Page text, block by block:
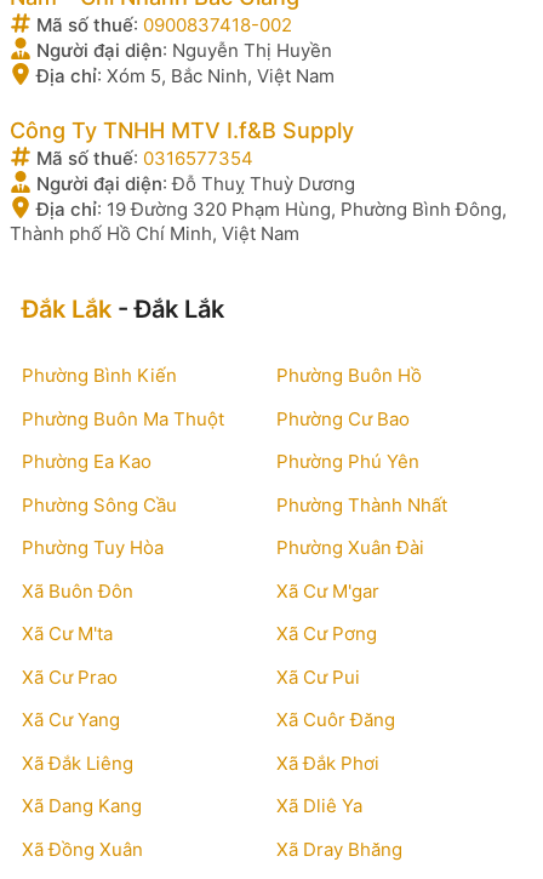
Mã số thuế: 0900837418-002
Người đại diện: Nguyễn Thị Huyền
Địa chỉ: Xóm 5, Bắc Ninh, Việt Nam
Công Ty TNHH MTV I.f&B Supply
Mã số thuế: 0316577354
Người đại diện:Đỗ Thuỵ Thuỳ Dương
Địa chỉ: 19 Đường 320 Phạm Hùng, Phường Bình Đông,
Thành phố Hồ Chí Minh, Việt Nam
Đắk Lắk - Đắk Lắk
Phường Bình Kiến
Phường Buôn Hồ
Phường Buôn Ma Thuột
Phường Cư Bao
Phường Ea Kao
Phường Phú Yên
Phường Sông Cầu
Phường Thành Nhất
Phường Tuy Hòa
Phường Xuân Đài
Xã Buôn Đôn
Xã Cư M'gar
Xã Cư M'ta
Xã Cư Pơng
Xã Cư Prao
Xã Cư Pui
Xã Cư Yang
Xã Cuôr Đăng
Xã Đắk Liêng
Xã Đắk Phơi
Xã Dang Kang
Xã Dliê Ya
Xã Đồng Xuân
Xã Dray Bhăng